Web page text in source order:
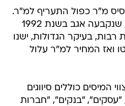
מ"ר כפול התעריף למ"ר.
עם שינוי שיטת המדידה, שנקבעה אגב בשנת 1992
רבות, בעיקר הגדולות, ישנו
ואז המחיר למ"ר עלול
המיסים כוללים סיווגים
"עסקים", "בנקים", "חברות